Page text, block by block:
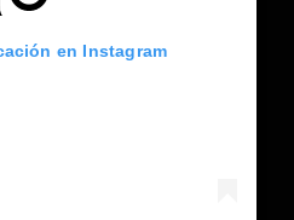
en Instagram